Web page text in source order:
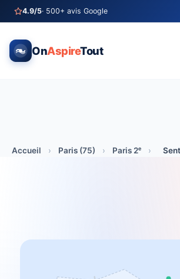
4.9/5· 500+ avis Google
OnAspireTout
Accueil › Paris (75) › Paris 2ᵉ ›